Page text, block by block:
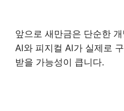
앞으로 새만금은 단순한
AI와 피지컬 AI가 실제로
받을 가능성이 큽니다.